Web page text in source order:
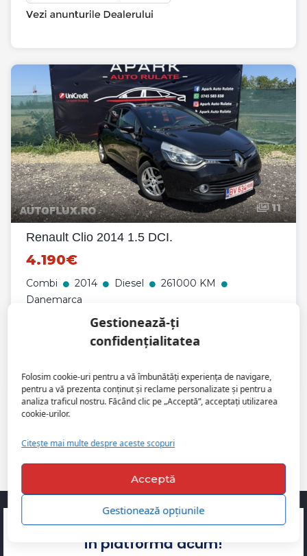
Gestionează-ți
confidențialitatea
Folosim cookie-uri pentru a vă îmbunătăți experiența de navigare,
pentru a vă prezenta conținut și reclame personalizate și pentru a
analiza traficul nostru. Făcând clic pe „Acceptă”, acceptați utilizarea
cookie-urilor.
Citește mai multe despre aceste scopuri
Acceptă
Gestionează opțiunile
11
Renault Clio 2014 1.5 DCI.
4.190€
Combi 2014 Diesel
261000 KM
Danemarca
Apark Auto Rulate
Ești un vânzător profesionist? Înscrie-te
în platformă acum!